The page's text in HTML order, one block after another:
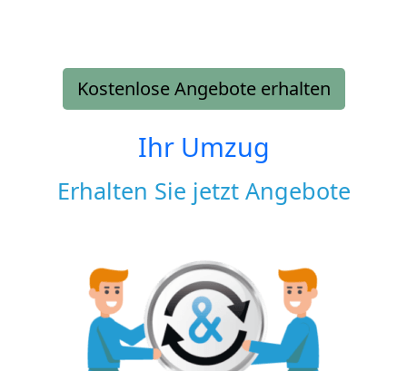
Kostenlose Angebote erhalten
Ihr Umzug
Erhalten Sie jetzt Angebote